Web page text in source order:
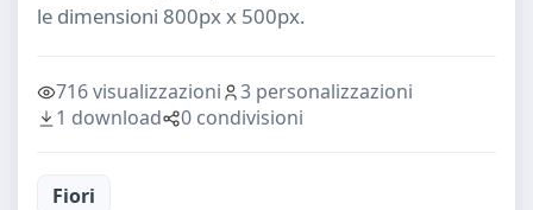
le dimensioni 800px x 500px.
716 visualizzazioni
3 personalizzazioni
1 download
0 condivisioni
Fiori